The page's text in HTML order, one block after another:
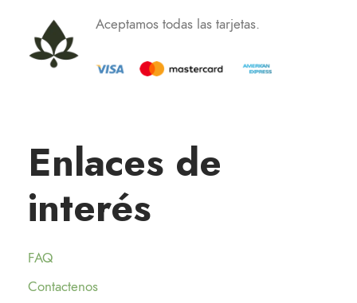
Aceptamos todas las tarjetas.
Enlaces de
interés
FAQ
Contactenos